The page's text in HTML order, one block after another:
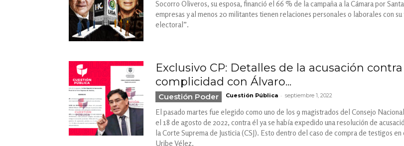
Socorro Oliveros, su esposa, financió el 66 % de la campaña a la Cámara por
empresas y al menos 20 militantes tienen relaciones personales o laborales con
electoral”.
Exclusivo CP: Detalles de la acusación
complicidad con Álvaro...
Cuestión Poder Cuestión Pública - septiembre 1, 2022
El pasado martes fue elegido como uno de los 9 magistrados del Consejo
el 18 de agosto de 2022, contra él ya se había expedido una resolución de
la Corte Suprema de Justicia (CSJ). Esto dentro del caso de compra de testigos
Uribe Vélez.